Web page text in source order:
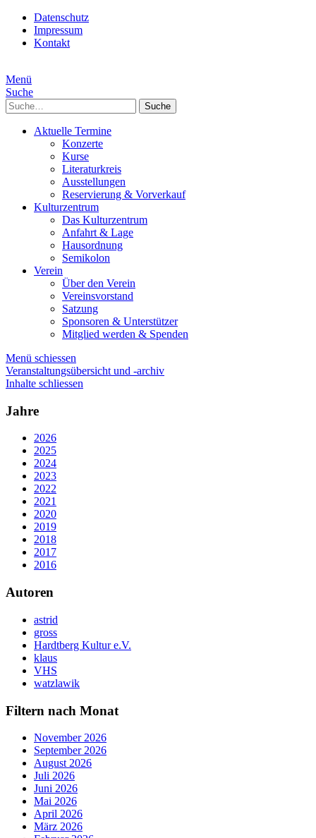
Datenschutz
Impressum
Kontakt
Menü
Suche
Suche
Aktuelle Termine
Konzerte
Kurse
Literaturkreis
Ausstellungen
Reservierung & Vorverkauf
Kulturzentrum
Das Kulturzentrum
Anfahrt & Lage
Hausordnung
Semikolon
Verein
Über den Verein
Vereinsvorstand
Satzung
Sponsoren & Unterstützer
Mitglied werden & Spenden
Menü schiessen
Veranstaltungsübersicht und -archiv
Inhalte schliessen
Jahre
2026
2025
2024
2023
2022
2021
2020
2019
2018
2017
2016
Autoren
astrid
gross
Hardtberg Kultur e.V.
klaus
VHS
watzlawik
Filtern nach Monat
November 2026
September 2026
August 2026
Juli 2026
Juni 2026
Mai 2026
April 2026
März 2026